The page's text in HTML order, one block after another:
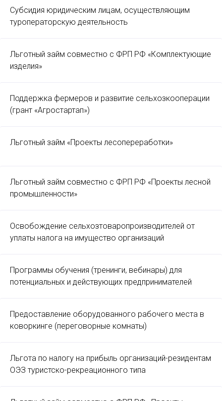
Субсидия юридическим лицам, осуществляющим
туроператорскую деятельность
Льготный займ совместно с ФРП РФ «Комплектующие
изделия»
Поддержка фермеров и развитие сельхозкооперации
(грант «Агростартап»)
Льготный займ «Проекты лесопереработки»
Льготный займ совместно с ФРП РФ «Проекты лесной
промышленности»
Освобождение сельхозтоваропроизводителей от
уплаты налога на имущество организаций
Программы обучения (тренинги, вебинары) для
потенциальных и действующих предпринимателей
Предоставление оборудованного рабочего места в
коворкинге (переговорные комнаты)
Льгота по налогу на прибыль организаций-резидентам
ОЭЗ туристско-рекреационного типа